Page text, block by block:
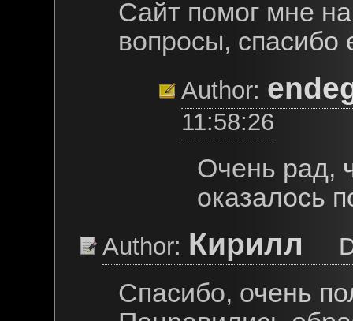
Сайт помог мне
вопросы, спасибо
Author:
11:58:26
Очень рад,
оказалось
Author: Кирилл
Спасибо, очень